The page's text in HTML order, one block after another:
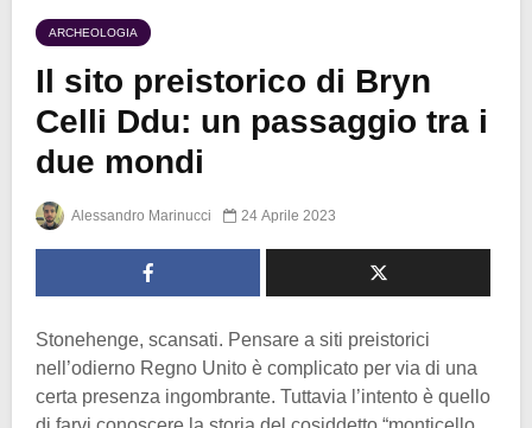
ARCHEOLOGIA
Il sito preistorico di Bryn
Celli Ddu: un passaggio tra i
due mondi
Alessandro Marinucci 24 Aprile 2023
Stonehenge, scansati. Pensare a siti preistorici
nell’odierno Regno Unito è complicato per via di una
certa presenza ingombrante. Tuttavia l’intento è quello